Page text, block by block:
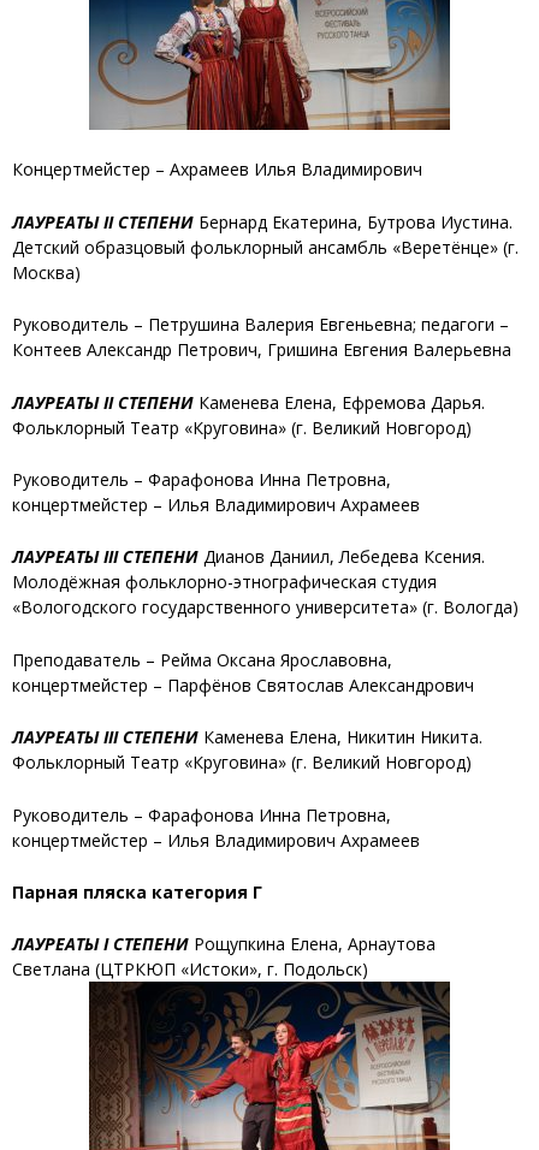
Концертмейстер – Ахрамеев Илья Владимирович
ЛАУРЕАТЫ II СТЕПЕНИ Бернард Екатерина, Бутрова Иустина.
Детский образцовый фольклорный ансамбль «Веретёнце» (г.
Москва)
Руководитель – Петрушина Валерия Евгеньевна; педагоги –
Контеев Александр Петрович, Гришина Евгения Валерьевна
ЛАУРЕАТЫ II СТЕПЕНИ Каменева Елена, Ефремова Дарья.
Фольклорный Театр «Круговина» (г. Великий Новгород)
Руководитель – Фарафонова Инна Петровна,
концертмейстер – Илья Владимирович Ахрамеев
ЛАУРЕАТЫ III СТЕПЕНИ Дианов Даниил,Лебедева Ксения.
Молодёжная фольклорно-этнографическая студия
«Вологодского государственного университета» (г. Вологда)
Преподаватель – Рейма Оксана Ярославовна,
концертмейстер – Парфёнов Святослав Александрович
ЛАУРЕАТЫ III СТЕПЕНИ Каменева Елена, Никитин Никита.
Фольклорный Театр «Круговина» (г. Великий Новгород)
Руководитель – Фарафонова Инна Петровна,
концертмейстер – Илья Владимирович Ахрамеев
Парная пляска категория Г
ЛАУРЕАТЫ I СТЕПЕНИ Рощупкина Елена, Арнаутова
Светлана (ЦТРКЮП «Истоки», г. Подольск)